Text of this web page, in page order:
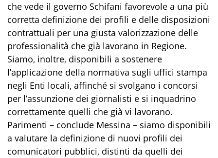
che vede il governo Schifani favorevole a una più
corretta definizione dei profili e delle disposizioni
contrattuali per una giusta valorizzazione delle
professionalità che già lavorano in Regione.
Siamo, inoltre, disponibili a sostenere
l’applicazione della normativa sugli uffici stampa
negli Enti locali, affinché si svolgano i concorsi
per l’assunzione dei giornalisti e si inquadrino
correttamente quelli che già vi lavorano.
Parimenti – conclude Messina – siamo disponibili
a valutare la definizione di nuovi profili dei
comunicatori pubblici, distinti da quelli dei